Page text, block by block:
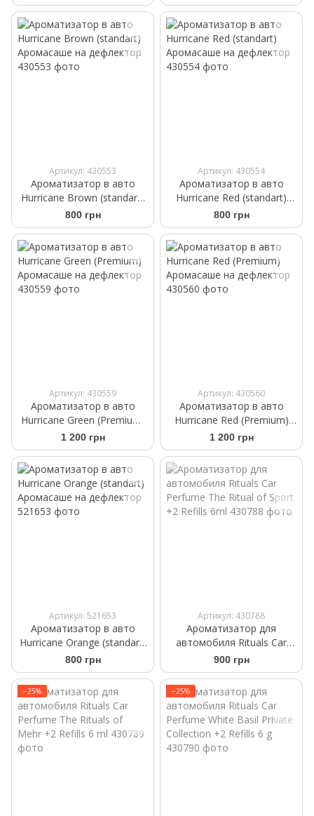
Артикул: 430553
Ароматизатор в авто
Hurricane Brown (standart)
Аромасаше на дефлектор
800 грн
Артикул: 430554
Ароматизатор в авто
Hurricane Red (standart)
Аромасаше на дефлектор
800 грн
Артикул: 430559
Ароматизатор в авто
Hurricane Green (Premium)
Аромасаше на дефлектор
1 200 грн
Артикул: 430560
Ароматизатор в авто
Hurricane Red (Premium)
Аромасаше на дефлектор
1 200 грн
Артикул: 521653
Ароматизатор в авто
Hurricane Orange (standart)
Аромасаше на дефлектор
800 грн
Артикул: 430788
Ароматизатор для
автомобиля Rituals Car
Perfume The Ritual of Sport
+2 Refills 6ml
900 грн
−25% −25%